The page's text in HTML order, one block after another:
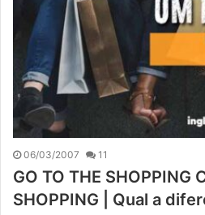
06/03/2007 11
GO TO THE SHOPPING
SHOPPING | Qual a